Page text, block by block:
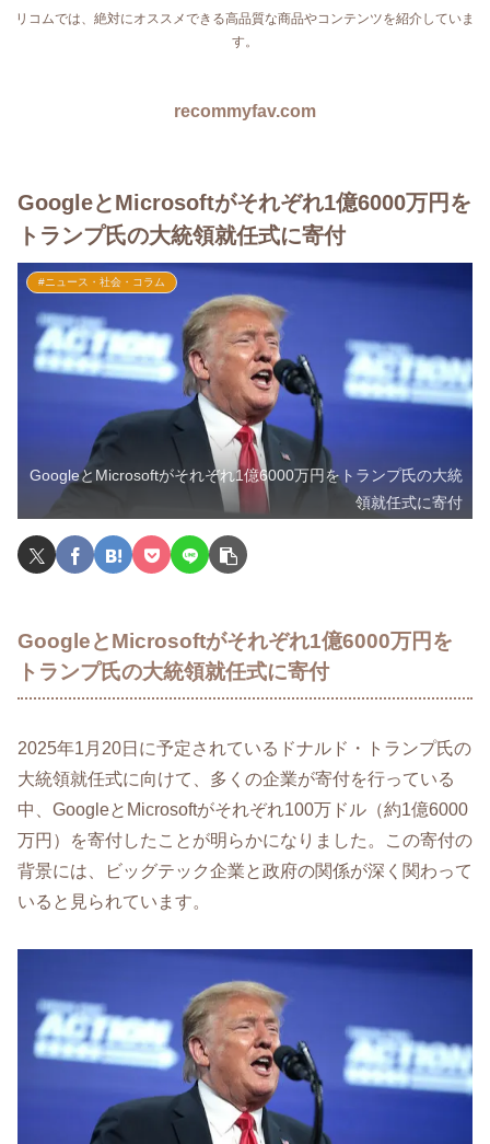
リコムでは、絶対にオススメできる高品質な商品やコンテンツを紹介していま
す。
recommyfav.com
GoogleとMicrosoftがそれぞれ1億6000万円を
トランプ氏の大統領就任式に寄付
#ニュース・社会・コラム
GoogleとMicrosoftがそれぞれ1億6000万円をトランプ氏の大統
領就任式に寄付
GoogleとMicrosoftがそれぞれ1億6000万円を
トランプ氏の大統領就任式に寄付
2025年1月20日に予定されているドナルド・トランプ氏の
大統領就任式に向けて、多くの企業が寄付を行っている
中、GoogleとMicrosoftがそれぞれ100万ドル（約1億6000
万円）を寄付したことが明らかになりました。この寄付の
背景には、ビッグテック企業と政府の関係が深く関わって
いると見られています。